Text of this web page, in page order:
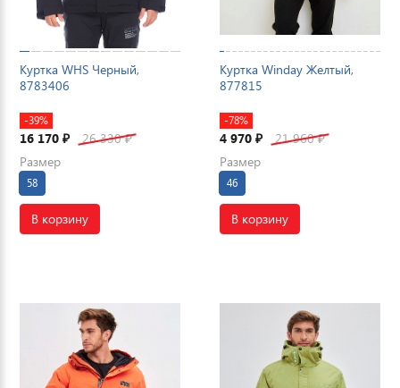
Куртка WHS Черный,
8783406
-39%
16 170 ₽ 26 330₽
Размер
58
В корзину
Куртка Winday Желтый,
877815
-78%
4 970 ₽ 21 960₽
Размер
46
В корзину